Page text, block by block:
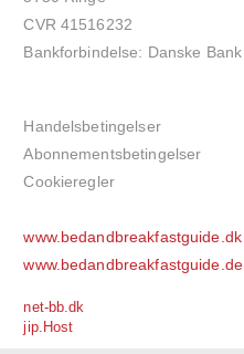
CVR 41516232
Bankforbindelse: Danske Bank
Handelsbetingelser
Abonnementsbetingelser
Cookieregler
www.bedandbreakfastguide.dk
www.bedandbreakfastguide.de
net-bb.dk
jip.Host